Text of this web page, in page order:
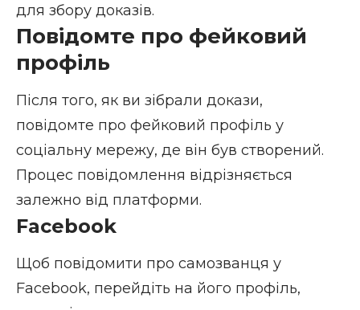
для збору доказів.
Повідомте про фейковий
профіль
Після того, як ви зібрали докази,
повідомте про фейковий профіль у
соціальну мережу, де він був створений.
Процес повідомлення відрізняється
залежно від платформи.
Facebook
Щоб повідомити про самозванця у
Facebook, перейдіть на його профіль,